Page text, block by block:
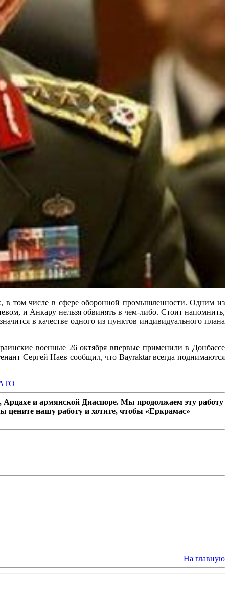
в том числе в сфере оборонной промышленности. Одним из
и Анкару нельзя обвинять в чем-либо. Стоит напомнить,
в качестве одного из пунктов индивидуального плана
военные 26 октября впервые применили в Донбассе
Сергей Наев сообщил, что Bayraktar всегда поднимаются
и армянской Диаспоре. Мы продолжаем эту работу
цените нашу работу и хотите, чтобы «Еркрамас»
На главную